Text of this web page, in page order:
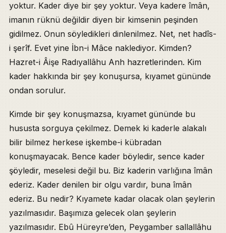
yoktur. Kader diye bir şey yoktur. Veya kadere îmân,
imanın rüknü değildir diyen bir kimsenin peşinden
gidilmez. Onun söyledikleri dinlenilmez. Net, net hadîs-
i şerîf. Evet yine İbn-i Mâce naklediyor. Kimden?
Hazret-i Âişe Radıyallâhu Anh hazretlerinden. Kim
kader hakkında bir şey konuşursa, kıyamet gününde
ondan sorulur.
Kimde bir şey konuşmazsa, kıyamet gününde bu
hususta sorguya çekilmez. Demek ki kaderle alakalı
bilir bilmez herkese işkembe-i kübradan
konuşmayacak. Bence kader böyledir, sence kader
şöyledir, meselesi değil bu. Biz kaderin varlığına îmân
ederiz. Kader denilen bir olgu vardır, buna îmân
ederiz. Bu nedir? Kıyamete kadar olacak olan şeylerin
yazılmasıdır. Başımıza gelecek olan şeylerin
yazılmasıdır. Ebû Hüreyre’den, Peygamber sallallâhu